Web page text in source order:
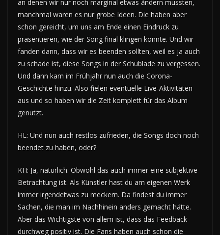
an denen wir nur noch marginal etwas ändern mussten,
manchmal waren es nur grobe Ideen. Die haben aber
schon gereicht, um uns am Ende einen Eindruck zu
präsentieren, wie der Song final klingen könnte. Und wir
fanden dann, dass wir es beenden sollten, weil es ja auch
zu schade ist, diese Songs in der Schublade zu vergessen.
Und dann kam im Frühjahr nun auch die Corona-
Geschichte hinzu. Also fielen eventuelle Live-Aktivitäten
aus und so haben wir die Zeit komplett für das Album
genutzt.
HL: Und nun auch restlos zufrieden, die Songs doch noch
beendet zu haben, oder?
KH: Ja, natürlich. Obwohl das auch immer eine subjektive
Betrachtung ist. Als Künstler hast du am eigenen Werk
immer irgendetwas zu meckern. Da findest du immer
Sachen, die man im Nachhinein anders gemacht hätte.
Aber das Wichtigste von allem ist, dass das Feedback
durchweg positiv ist. Die Fans haben auch schon die